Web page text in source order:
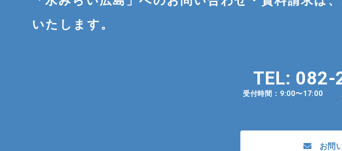
いたします。
TEL: 082-
受付時間： 9:00〜17:00
お問